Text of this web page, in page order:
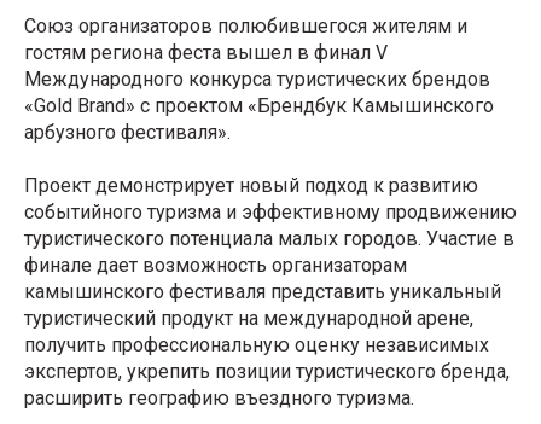
Союз организаторов полюбившегося жителям и
гостям региона феста вышел в финал V
Международного конкурса туристических брендов
«Gold Brand» с проектом «Брендбук Камышинского
арбузного фестиваля».
Проект демонстрирует новый подход к развитию
событийного туризма и эффективному продвижению
туристического потенциала малых городов. Участие в
финале дает возможность организаторам
камышинского фестиваля представить уникальный
туристический продукт на международной арене,
получить профессиональную оценку независимых
экспертов, укрепить позиции туристического бренда,
расширить географию въездного туризма.